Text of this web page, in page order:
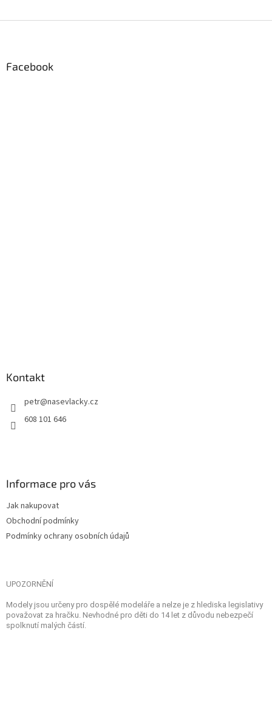
Facebook
Kontakt
petr@nasevlacky.cz
608 101 646
Informace pro vás
Jak nakupovat
Obchodní podmínky
Podmínky ochrany osobních údajů
UPOZORNĚNÍ
Modely jsou určeny pro dospělé modeláře a nelze je z hlediska legislativy
považovat za hračku. Nevhodné pro děti do 14 let z důvodu nebezpečí
spolknutí malých částí.